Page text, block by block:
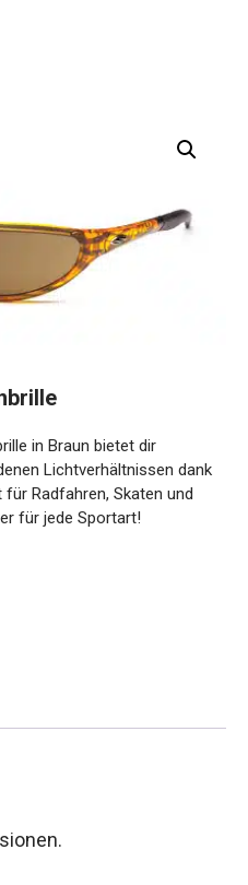
in Braun bietet dir
Lichtverhältnissen dank
Radfahren, Skaten und
für jede Sportart!